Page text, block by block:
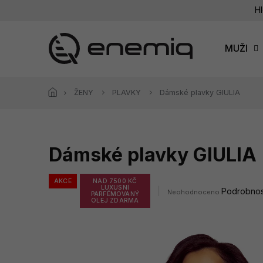
MUŽI
ŽENY PLAVKY Dámské plavky GIULIA
Dámské plavky GIULIA
AKCE
NAD 7500 KČ
LUXUSNÍ
PARFÉMOVANÝ
OLEJ ZDARMA
Průměrné
5
Neohodnoceno